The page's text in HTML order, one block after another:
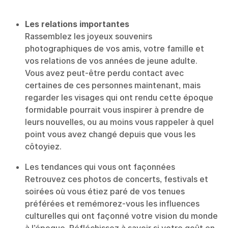
Les relations importantes
Rassemblez les joyeux souvenirs
photographiques de vos amis, votre famille et
vos relations de vos années de jeune adulte.
Vous avez peut-être perdu contact avec
certaines de ces personnes maintenant, mais
regarder les visages qui ont rendu cette époque
formidable pourrait vous inspirer à prendre de
leurs nouvelles, ou au moins vous rappeler à quel
point vous avez changé depuis que vous les
côtoyiez.
Les tendances qui vous ont façonnées
Retrouvez ces photos de concerts, festivals et
soirées où vous étiez paré de vos tenues
préférées et remémorez-vous les influences
culturelles qui ont façonné votre vision du monde